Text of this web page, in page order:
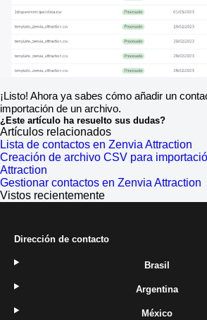
¡Listo! Ahora ya sabes cómo añadir un
importación de un archivo.
¿Este artículo ha resuelto sus dudas?
Artículos relacionados
Lista de contactos en Zenvia Attraction
Creación de archivo CSV para
Attraction
Gestionar contactos en Zenvia Attraction
Vistos recientemente
Dirección de contacto
Brasil
Argentina
México